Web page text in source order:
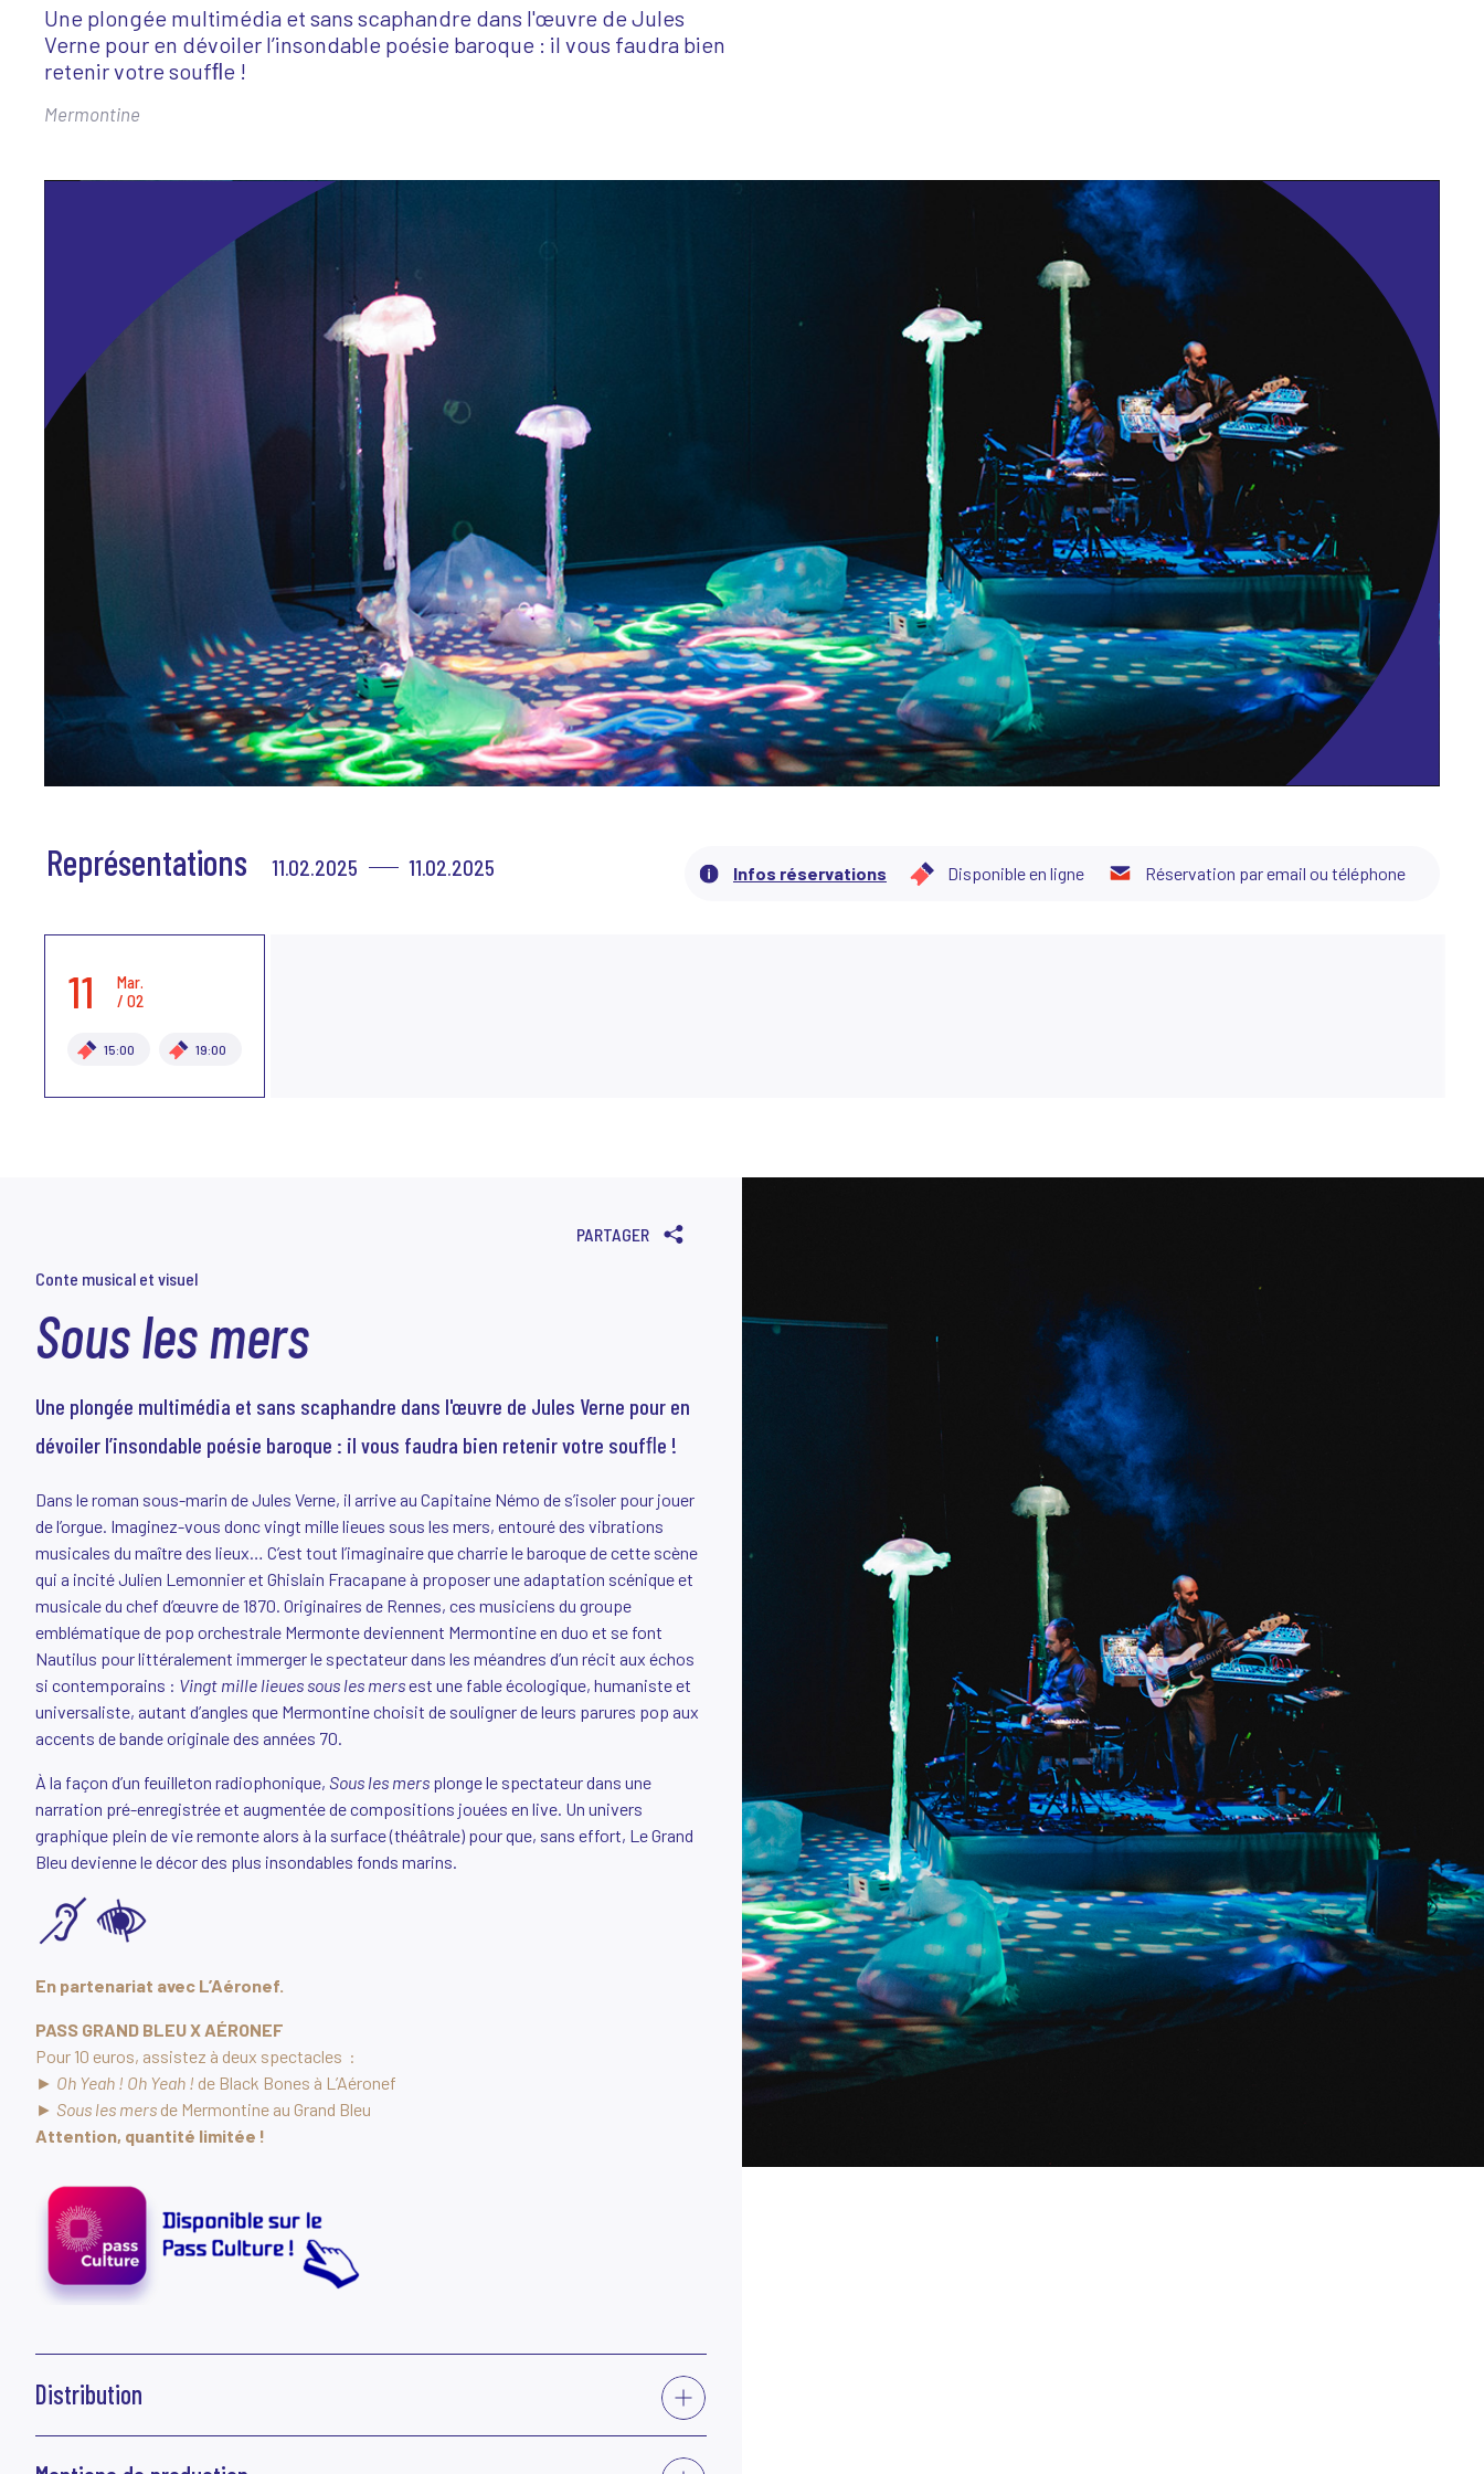
Scène News – Le blog du labo médias
Une plongée multimédia et sans scaphandre dans l'œuvre de Jules
Verne pour en dévoiler l’insondable poésie baroque : il vous faudra bien
retenir votre soufﬂe !
Mermontine
Représentations 11.02.2025 11.02.2025 Infos réservations Disponible en ligne Réservation par email ou téléphone
Mar.
11 / 02
15:00 19:00
PARTAGER
Conte musical et visuel
Sous les mers
Une plongée multimédia et sans scaphandre dans l'œuvre de Jules Verne pour en
dévoiler l’insondable poésie baroque : il vous faudra bien retenir votre soufﬂe !
Dans le roman sous-marin de Jules Verne, il arrive au Capitaine Némo de s’isoler pour jouer
de l’orgue. Imaginez-vous donc vingt mille lieues sous les mers, entouré des vibrations
musicales du maître des lieux… C’est tout l’imaginaire que charrie le baroque de cette scène
qui a incité Julien Lemonnier et Ghislain Fracapane à proposer une adaptation scénique et
musicale du chef d’œuvre de 1870. Originaires de Rennes, ces musiciens du groupe
emblématique de pop orchestrale Mermonte deviennent Mermontine en duo et se font
Nautilus pour littéralement immerger le spectateur dans les méandres d’un récit aux échos
si contemporains : Vingt mille lieues sous les mersest une fable écologique, humaniste et
universaliste, autant d’angles que Mermontine choisit de souligner de leurs parures pop aux
accents de bande originale des années 70.
À la façon d’un feuilleton radiophonique, Sous les mers plonge le spectateur dans une
narration pré-enregistrée et augmentée de compositions jouées en live. Un univers
graphique plein de vie remonte alors à la surface (théâtrale) pour que, sans effort, Le Grand
Bleu devienne le décor des plus insondables fonds marins.
En partenariat avec L’Aéronef.
PASS GRAND BLEU X AÉRONEF
Pour 10 euros, assistez à deux spectacles :
► Oh Yeah ! Oh Yeah ! de Black Bones à L’Aéronef
► Sous les mers de Mermontine au Grand Bleu
Attention, quantité limitée !
Distribution VOIR
PLUS
Compositeurs et interprètes VOIR